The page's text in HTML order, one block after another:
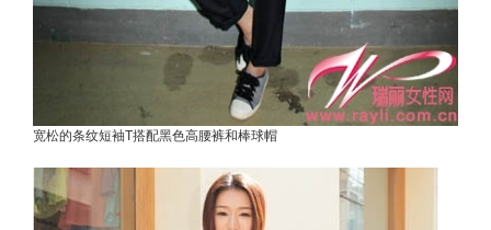
宽松的条纹短袖T搭配黑色高腰裤和棒球帽